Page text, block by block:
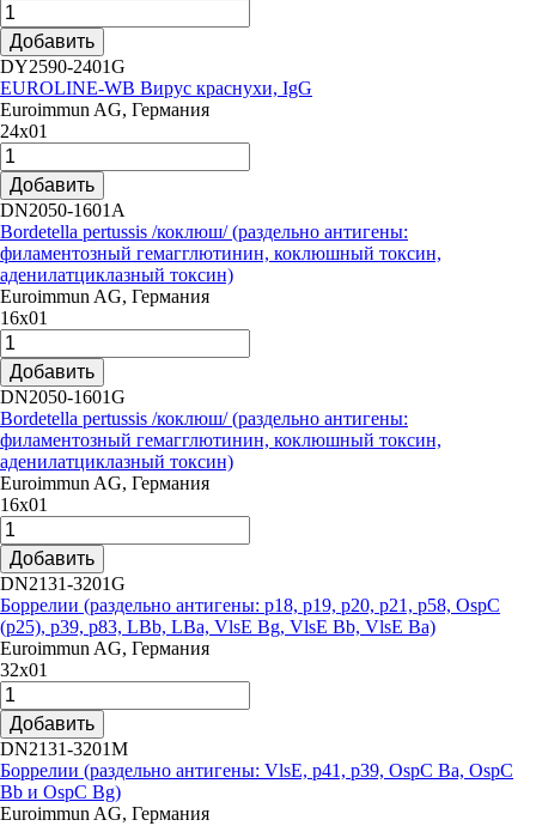
Добавить
DY2590-2401G
EUROLINE-WB Вирус краснухи, IgG
Euroimmun AG, Германия
24х01
Добавить
DN2050-1601A
Bordetella pertussis /коклюш/ (раздельно антигены:
филаментозный гемагглютинин, коклюшный токсин,
аденилатциклазный токсин)
Euroimmun AG, Германия
16х01
Добавить
DN2050-1601G
Bordetella pertussis /коклюш/ (раздельно антигены:
филаментозный гемагглютинин, коклюшный токсин,
аденилатциклазный токсин)
Euroimmun AG, Германия
16х01
Добавить
DN2131-3201G
Боррелии (раздельно антигены: p18, p19, p20, p21, p58, OspC
(p25), p39, p83, LBb, LBa, VlsE Bg, VlsE Bb, VlsE Ba)
Euroimmun AG, Германия
32x01
Добавить
DN2131-3201М
Боррелии (раздельно антигены: VlsE, p41, p39, OspC Ba, OspC
Bb и OspC Bg)
Euroimmun AG, Германия